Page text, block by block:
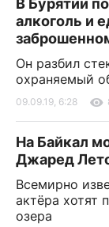
алкоголь и
Он разбил
охраняемый
09.09.19, 6:28
На Байкал
Джаред
Всемирно
актёра хотят
озера